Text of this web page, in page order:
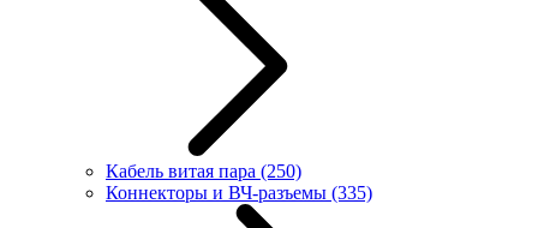
Кабель витая пара (250)
Коннекторы и ВЧ-разъемы (335)